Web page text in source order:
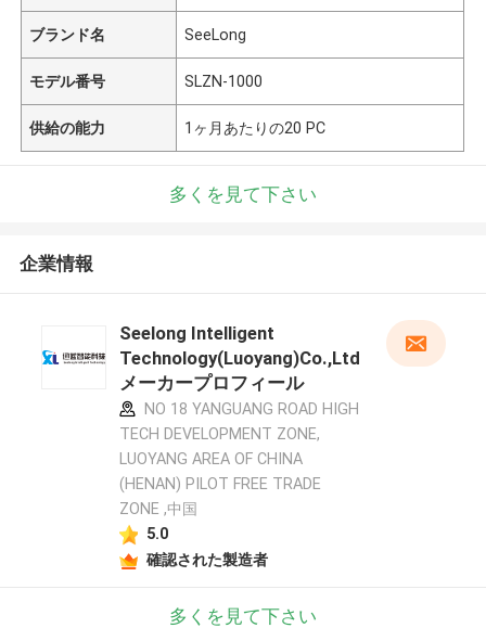
ブランド名 SeeLong
モデル番号 SLZN-1000
供給の能力 1ヶ月あたりの20 PC
多くを見て下さい
企業情報
Seelong Intelligent
Technology(Luoyang)Co.,Ltd
メーカープロフィール
NO 18 YANGUANG ROAD HIGH
TECH DEVELOPMENT ZONE,
LUOYANG AREA OF CHINA
(HENAN) PILOT FREE TRADE
ZONE ,中国
5.0
確認された製造者
多くを見て下さい